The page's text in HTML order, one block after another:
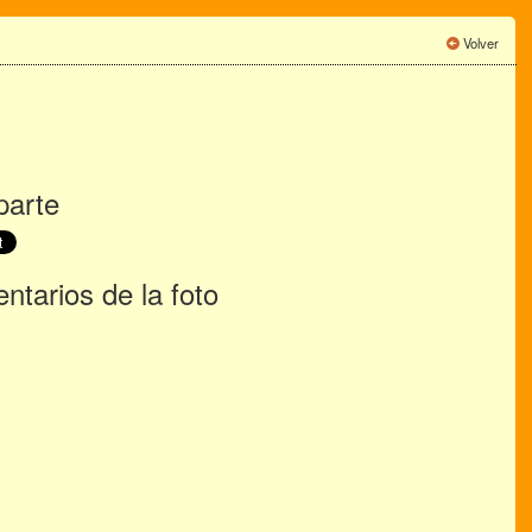
Volver
de la foto